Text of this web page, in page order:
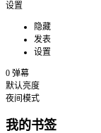
设置
隐藏
发表
设置
0 弹幕
默认亮度
夜间模式
我的书签